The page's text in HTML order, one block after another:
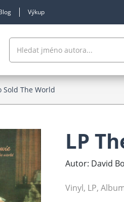
Výkup
Sold The World
LP
Autor: David
Vinyl, LP,